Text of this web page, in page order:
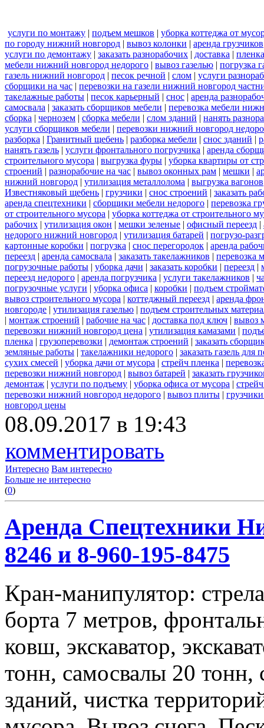
услуги по монтажу | подъем мешков | уборка коттеджа от
по городу нижний новгород | вывоз колонки | аренда грузчиков
услуги по демонтажу | заказать разнорабочих | доставка | пленка
мебели нижний новгород недорого | вывоз газелью | погрузка
газель нижний новгород | песок речной | слом | услуги
сборщики на час | перевозки на газели нижний новгород
такелажные работы | песок карьерный | снос | аренда
самосвала | заказать сборщиков мебели | перевозка мебели
сборка | чернозем | сборка мебели | слом зданий | нанять
услуги сборщиков мебели | перевозки нижний новгород
разборка | Гранитный щебень | разборка мебели | снос зданий |
нанять газель | услуги фронтального погрузчика | аренда
строительного мусора | выгрузка фуры | уборка квартиры от
строений | разнорабочие на час | вывоз оконных рам | мешки |
нижний новгород | утилизация металлолома | выгрузка вагонов
Известняковый щебень | грузчики | снос строений | заказать
аренда спецтехники | сборщики мебели недорого | перевозка
от строительного мусора | уборка коттеджа от строительного
рабочих | утилизация окон | мешки зеленые | офисный переезд |
недорого нижний новгород | утилизация батарей | погрузо-
картонные коробки | погрузка | снос перегородок | аренда
переезд | аренда самосвала | заказать такелажников | перевозка
погрузочные работы | уборка дачи | заказать коробки | переезд |
переезд недорого | аренда погрузчика | услуги такелажников |
погрузочные услуги | уборка офиса | коробки | подъем
вывоз строительного мусора | коттеджный переезд | аренда
новгороде | утилизация газелью | подъем строительных
| монтаж строений | рабочие на час | доставка под ключ | вывоз
перевозки нижний новгород цена | утилизация камазами |
пленка | грузоперевозки | демонтаж строений | заказать
земляные работы | такелажники недорого | заказать газель
сухих смесей | уборка дачи от мусора | стрейч пленка |
перевозки нижний новгород | вывоз батарей | заказать
демонтаж | услуги по подъему | уборка офиса от мусора |
перевозки нижний новгород недорого | вывоз плиты |
новгород цены
08.09.2017 в 19:43
комментировать
Интересно Вам интересно
Больше не интересно
(0)
Аренда Спецтехники
8246 и 8-960-195-8475
Кран-манипулятор:
борта 7 метров,
ковш, экскаватор,
тонн, самосвалы 20
зданий, чистка